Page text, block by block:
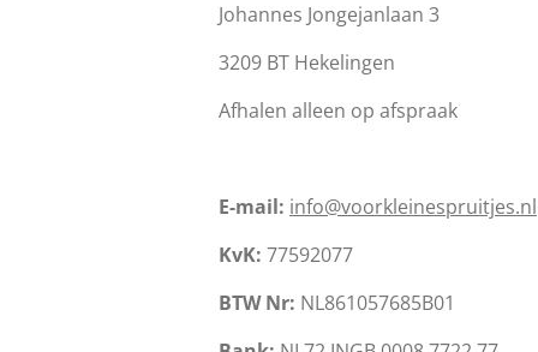
Johannes Jongejanlaan 3
3209 BT Hekelingen
Afhalen alleen op afspraak
E-mail: info@voorkleinespruitjes.nl
KvK: 77592077
BTW Nr: NL861057685B01